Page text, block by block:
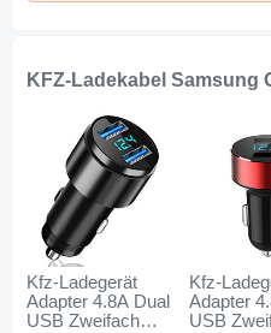
KFZ-Ladekabel Samsung
Kfz-Ladegerät
Adapter 4.8A Dual
USB Zweifach
Kfz-
Adapter
USB